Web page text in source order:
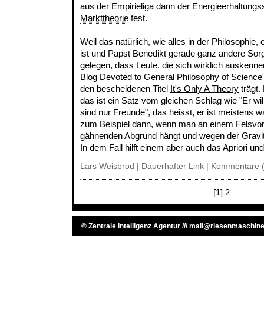
aus der Empirieliga dann der
Markttheorie fest.
Weil das natürlich, wie alles in der Philosophie,
ist und Papst Benedikt gerade ganz andere
gelegen, dass Leute, die sich wirklich
Blog Devoted to General Philosophy of
den bescheidenen Titel It's Only A Theory trägt.
das ist ein Satz vom gleichen Schlag wie "Er
sind nur Freunde", das heisst, er ist meistens
zum Beispiel dann, wenn man an einem
gähnenden Abgrund hängt und wegen der
In dem Fall hilft einem aber auch das Apriori
Lars Weisbrod | Dauerhafter Link Kommentare
[1] 2
© Zentrale Intelligenz Agentur ///